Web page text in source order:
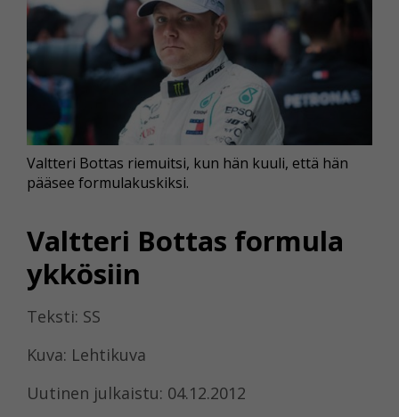
Valtteri Bottas formula
ykkösiin
Teksti: SS
Kuva: Lehtikuva
Uutinen julkaistu: 04.12.2012
Valtteri Bottas riemuitsi, kun hän kuuli, että hän
pääsee formulakuskiksi.